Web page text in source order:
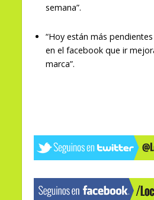
semana”.
“Hoy están más
en el facebook que ir
marca”.